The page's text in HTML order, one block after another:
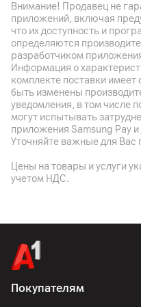
12 Вт, 2.4 A
Другие характеристики
Гарантия
12мес.
Импортер
ЧУП "Мобильный город",
11/1, каб. 1
Производитель
MALEAD LIMITED, Китай,
Страна производитель
Китай
Внимание! Продавец не
приложений, включая
что их доступность и
определяются
разработчиком
Информация о
комплекте поставки
быть изменены
уведомления, в том числе
могут испытывать
приложения Samsung Pay и
Уточняйте важные для Вас
Цены на товары и услуги
учетом НДС.
Покупателям